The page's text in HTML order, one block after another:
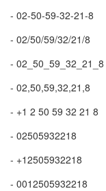
- 02-50-59-32-21-8
- 02/50/59/32/21/8
- 02_50_59_32_21_8
- 02,50,59,32,21,8
- +1 2 50 59 32 21 8
- 02505932218
- +12505932218
- 0012505932218